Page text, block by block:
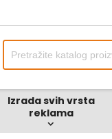
Izrada svih vrsta
reklama